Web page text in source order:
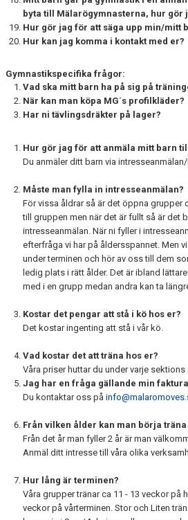
byta till Mälarögymnasterna, hur gör
Hur gör jag för att säga upp min/mitt
Hur kan jag komma i kontakt med er?
Gymnastikspecifika frågor:
Vad ska mitt barn ha på sig på
När kan man köpa MG´s profilkläder?
Har ni tävlingsdräkter på lager?
Hur gör jag för att anmäla mitt barn
Du anmäler ditt barn via
Måste man fylla in intresseanmälan?
För vissa åldrar så är det öppna grupper
till gruppen men när det är fullt så är det
intresseanmälan. När ni fyller i
efterfråga vi har på åldersspannet. Men
under terminen och hör av oss till dem
ledig plats i rätt ålder. Det är ibland
med i en grupp medan andra kan ta
Kostar det pengar att stå i kö hos er?
Det kostar ingenting att stå i vår kö.
Vad kostar det att träna hos er?
Våra priser huttar du under varje
Jag har en fråga gällande min
Du kontaktar oss på
Från vilken ålder kan man börja
Från det år man fyller 2 år är man
Anmäl ditt intresse till våra olika
Hur lång är terminen?
Våra grupper tränar ca 11 - 13 veckor på
veckor på vårterminen. Stor och Liten